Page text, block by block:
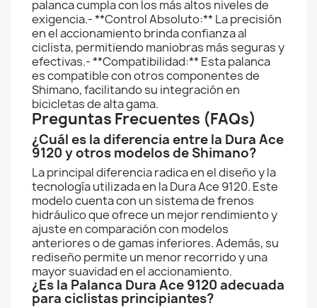
palanca cumpla con los más altos niveles de
exigencia.- **Control Absoluto:** La precisión
en el accionamiento brinda confianza al
ciclista, permitiendo maniobras más seguras y
efectivas.- **Compatibilidad:** Esta palanca
es compatible con otros componentes de
Shimano, facilitando su integración en
bicicletas de alta gama.
Preguntas Frecuentes (FAQs)
¿Cuál es la diferencia entre la Dura Ace
9120 y otros modelos de Shimano?
La principal diferencia radica en el diseño y la
tecnología utilizada en la Dura Ace 9120. Este
modelo cuenta con un sistema de frenos
hidráulico que ofrece un mejor rendimiento y
ajuste en comparación con modelos
anteriores o de gamas inferiores. Además, su
rediseño permite un menor recorrido y una
mayor suavidad en el accionamiento.
¿Es la Palanca Dura Ace 9120 adecuada
para ciclistas principiantes?